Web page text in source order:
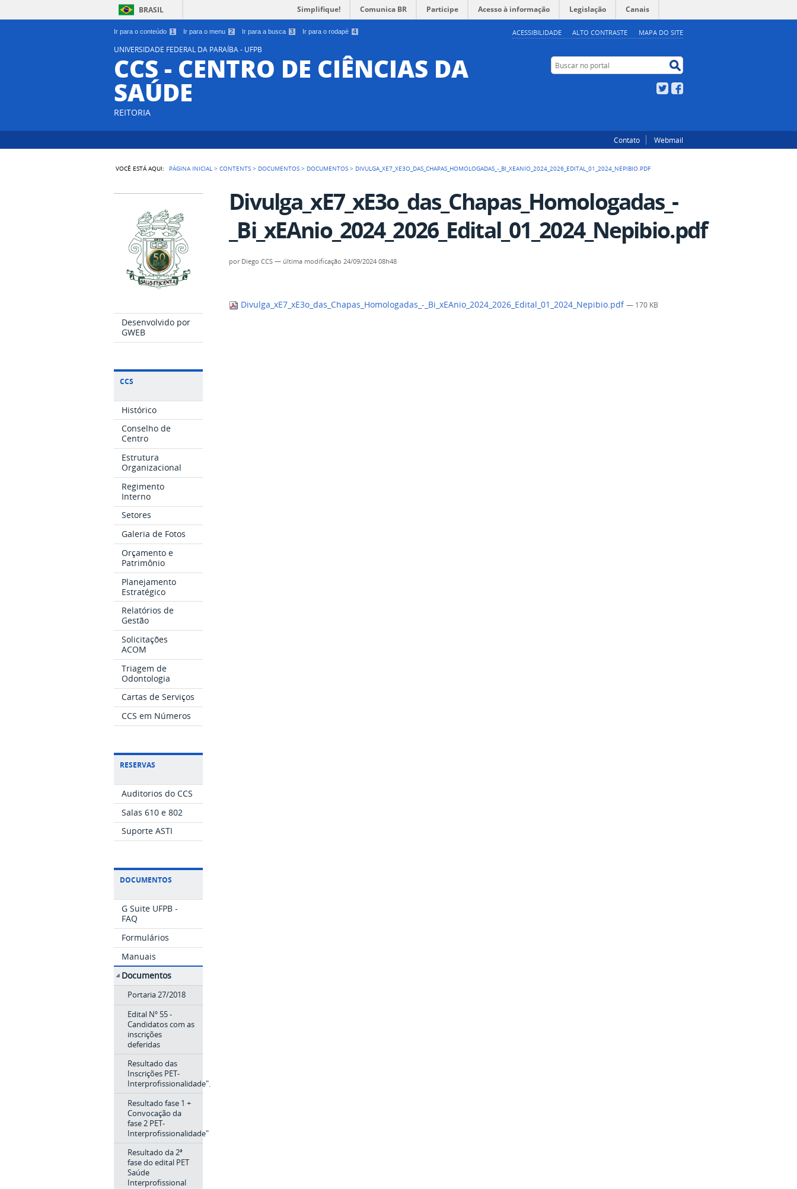
Ir para o conteúdo 1 Ir para o menu 2 Ir para a busca 3 Ir para o rodapé 4 ACESSIBILIDADE ALTO CONTRASTE MAPA DO SITE
BRASIL Simplifique! Comunica BR Participe Acesso à informação Legislação Canais
UNIVERSIDADE FEDERAL DA PARAÍBA - UFPB
CCS - CENTRO DE CIÊNCIAS DA
SAÚDE
REITORIA
Buscar no portal
Twitter
Contato Webmail
VOCÊ ESTÁ AQUI: PÁGINA INICIAL >CONTENTS > DOCUMENTOS > DOCUMENTOS > DIVULGA_XE7_XE3O_DAS_CHAPAS_HOMOLOGADAS_-_BI_XEANIO_2024_2026_EDITAL_01_2024_NEPIBIO.PDF
Desenvolvido por
GWEB
CCS
Histórico
Conselho de
Centro
Estrutura
Organizacional
Regimento
Interno
Setores
Galeria de Fotos
Orçamento e
Patrimônio
Planejamento
Estratégico
Relatórios de
Gestão
Solicitações
ACOM
Triagem de
Odontologia
Cartas de Serviços
CCS em Números
RESERVAS
Auditorios do CCS
Salas 610 e 802
Suporte ASTI
DOCUMENTOS
G Suite UFPB -
FAQ
Formulários
Manuais
Documentos
Portaria 27/2018
Edital Nº 55 -
Candidatos com as
inscrições
deferidas
Resultado das
Inscrições PET-
Interprofissionalidade".
Resultado fase 1 +
Convocação da
fase 2 PET-
Interprofissionalidade"
Resultado da 2ª
fase do edital PET
Saúde
Interprofissional
Divulga_xE7_xE3o_das_Chapas_Homologadas_-
_Bi_xEAnio_2024_2026_Edital_01_2024_Nepibio.pdf
por Diego CCS — última modificação 24/09/2024 08h48
Divulga_xE7_xE3o_das_Chapas_Homologadas_-_Bi_xEAnio_2024_2026_Edital_01_2024_Nepibio.pdf— 170 KB